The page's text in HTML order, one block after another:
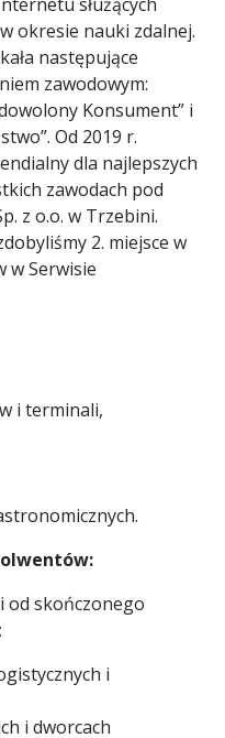
służących
okresie nauki zdalnej.
następujące
zawodowym:
Konsument” i
Od 2019 r.
dla najlepszych
zawodach pod
z o.o. w Trzebini.
2. miejsce w
w Serwisie
i terminali,
od skończonego
i
i dworcach